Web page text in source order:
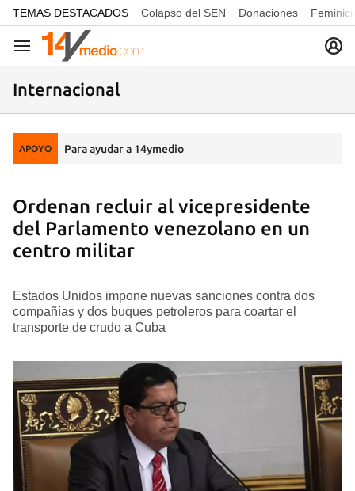
common.go-to-content
TEMAS DESTACADOS Colapso del SEN Donaciones
Navegación
Internacional
APOYO Para ayudar a 14ymedio
Ordenan recluir al vicepresidente
del Parlamento venezolano en un
centro militar
Estados Unidos impone nuevas sanciones contra dos
compañías y dos buques petroleros para coartar el
transporte de crudo a Cuba